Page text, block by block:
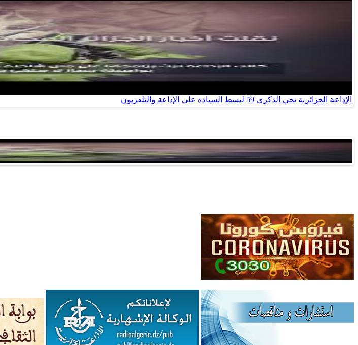
الإذاعة الجزائرية تحي الذكرى 59 لبسط السيادة على الإذاعة والتلفزيون